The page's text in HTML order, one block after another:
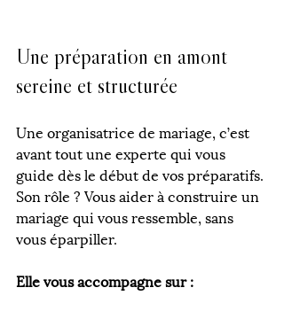
Une préparation en amont
sereine et structurée
Une organisatrice de mariage, c’est
avant tout une experte qui vous
guide dès le début de vos préparatifs.
Son rôle ? Vous aider à construire un
mariage qui vous ressemble, sans
vous éparpiller.
Elle vous accompagne sur :